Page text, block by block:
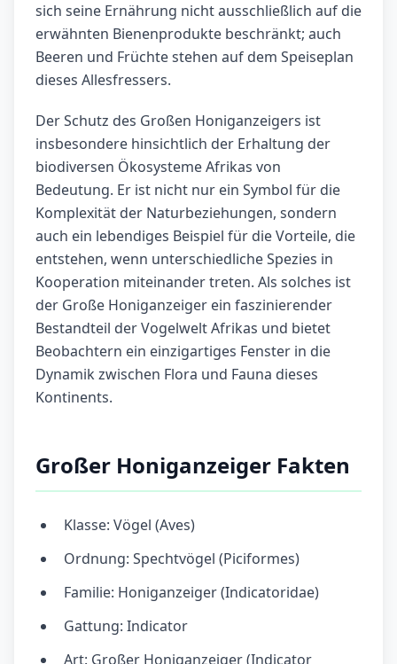
sich seine Ernährung nicht ausschließlich auf die
erwähnten Bienenprodukte beschränkt; auch
Beeren und Früchte stehen auf dem Speiseplan
dieses Allesfressers.
Der Schutz des Großen Honiganzeigers ist
insbesondere hinsichtlich der Erhaltung der
biodiversen Ökosysteme Afrikas von
Bedeutung. Er ist nicht nur ein Symbol für die
Komplexität der Naturbeziehungen, sondern
auch ein lebendiges Beispiel für die Vorteile, die
entstehen, wenn unterschiedliche Spezies in
Kooperation miteinander treten. Als solches ist
der Große Honiganzeiger ein faszinierender
Bestandteil der Vogelwelt Afrikas und bietet
Beobachtern ein einzigartiges Fenster in die
Dynamik zwischen Flora und Fauna dieses
Kontinents.
Großer Honiganzeiger Fakten
Klasse: Vögel (Aves)
Ordnung: Spechtvögel (Piciformes)
Familie: Honiganzeiger (Indicatoridae)
Gattung: Indicator
Art: Großer Honiganzeiger (Indicator